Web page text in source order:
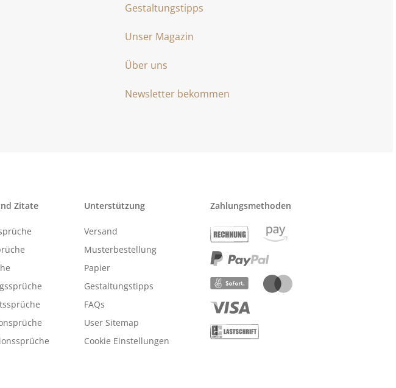
Gestaltungstipps
Unser Magazin
Über uns
Newsletter bekommen
Zitate Unterstützung
Versand
Musterbestellung
Papier
Gestaltungstipps
FAQs
User Sitemap
Cookie Einstellungen
Zahlungsmethoden